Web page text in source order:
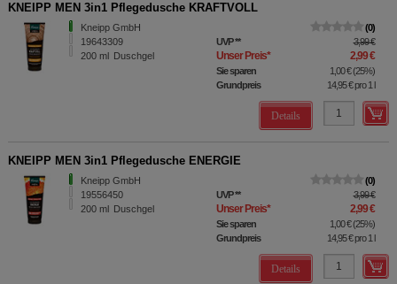
KNEIPP MEN 3in1 Pflegedusche KRAFTVOLL
Kneipp GmbH
19643309
200 ml Duschgel
0
UVP** 3,99 €
Unser Preis* 2,99 €
Sie sparen 1,00 €(25%)
Grundpreis
14,95 €pro 1 l
Details
KNEIPP MEN 3in1 Pflegedusche ENERGIE
Kneipp GmbH
19556450
200 ml Duschgel
0
UVP** 3,99 €
Unser Preis* 2,99 €
Sie sparen 1,00 €(25%)
Grundpreis
14,95 €pro 1 l
Details